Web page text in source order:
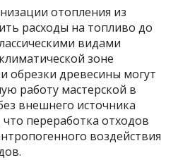
отопления из
расходы на топливо до
видами
зоне
обрезки древесины могут
работу мастерской в
внешнего источника
переработка отходов
воздействия